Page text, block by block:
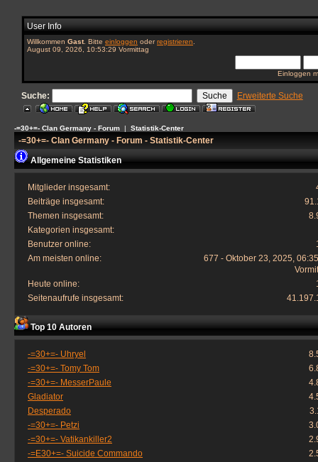
User Info
Willkommen Gast. Bitte einloggen oderregistrieren
August 09, 2026, 10:53:29 Vormittag
Einloggen
Suche: Erweiterte Suche
-=30+=- Clan Germany - Forum | Statistik-Center
-=30+=- Clan Germany - Forum - Statistik-Center
Allgemeine Statistiken
Mitglieder insgesamt:
Beiträge insgesamt:
Themen insgesamt:
Kategorien insgesamt:
Benutzer online:
Am meisten online:
677 - Oktober 23, 2025,
Heute online:
Seitenaufrufe insgesamt:
Top 10 Autoren
-=30+=- Uhryel
-=30+=- Tomy Tom
-=30+=- MesserPaule
Gladiator
Desperado
-=30+=- Petzi
-=30+=- Vatikankiller2
-=E30+=- Suicide Commando